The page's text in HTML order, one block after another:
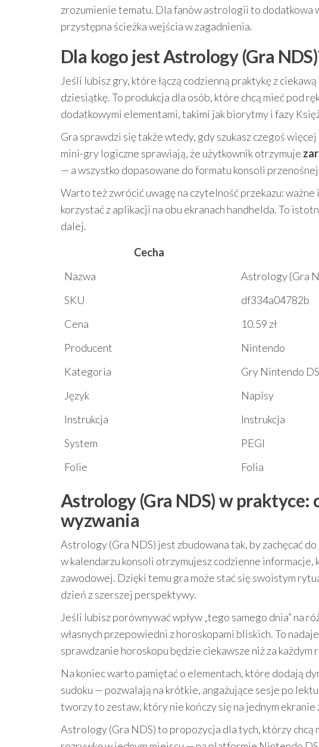
zrozumienie tematu. Dla fanów astrologii to dodatkowa
przystępna ścieżka wejścia w zagadnienia.
Dla kogo jest Astrology (Gra
Jeśli lubisz gry, które łączą codzienną praktykę z
dziesiątkę. To produkcja dla osób, które chcą mieć pod
dodatkowymi elementami, takimi jak biorytmy i fazy
Gra sprawdzi się także wtedy, gdy szukasz czegoś
mini-gry logiczne sprawiają, że użytkownik otrzymuje
— a wszystko dopasowane do formatu konsoli
Warto też zwrócić uwagę na czytelność przekazu:
korzystać z aplikacji na obu ekranach handhelda. To
dalej.
Cecha
Nazwa
Astrology (Gra
SKU
df334a04782b
Cena
10.59 zł
Producent
Nintendo
Kategoria
Gry Nintendo DS
Język
Napisy
Instrukcja
Instrukcja
System
PEGI
Folie
Folia
Astrology (Gra NDS) w
wyzwania
Astrology (Gra NDS) jest zbudowana tak, by zachęcać
w kalendarzu konsoli otrzymujesz codzienne
zawodowej. Dzięki temu gra może stać się swoistym
dzień z szerszej perspektywy.
Jeśli lubisz porównywać wpływ „tego samego dnia” na
własnych przepowiedni z horoskopami bliskich. To
sprawdzanie horoskopu będzie ciekawsze niż za każdym
Na koniec warto pamiętać o elementach, które dodają
sudoku — pozwalają na krótkie, angażujące sesje po
tworzy to zestaw, który nie kończy się na jednym
Astrology (Gra NDS) to propozycja dla tych, którzy